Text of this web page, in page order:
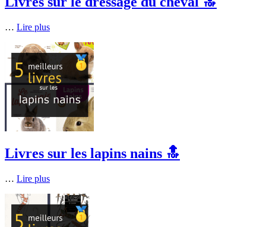
… Lire plus
Livres sur les lapins nains 🔝
… Lire plus